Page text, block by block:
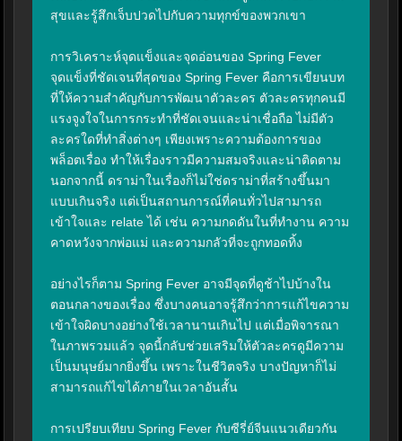
สุขและรู้สึกเจ็บปวดไปกับความทุกข์ของพวกเขา
การวิเคราะห์จุดแข็งและจุดอ่อนของ Spring Fever
จุดแข็งที่ชัดเจนที่สุดของ Spring Fever คือการเขียนบท
ที่ให้ความสำคัญกับการพัฒนาตัวละคร ตัวละครทุกคนมี
แรงจูงใจในการกระทำที่ชัดเจนและน่าเชื่อถือ ไม่มีตัว
ละครใดที่ทำสิ่งต่างๆ เพียงเพราะความต้องการของ
พล็อตเรื่อง ทำให้เรื่องราวมีความสมจริงและน่าติดตาม
นอกจากนี้ ดราม่าในเรื่องก็ไม่ใช่ดราม่าที่สร้างขึ้นมา
แบบเกินจริง แต่เป็นสถานการณ์ที่คนทั่วไปสามารถ
เข้าใจและ relate ได้ เช่น ความกดดันในที่ทำงาน ความ
คาดหวังจากพ่อแม่ และความกลัวที่จะถูกทอดทิ้ง
อย่างไรก็ตาม Spring Fever อาจมีจุดที่ดูช้าไปบ้างใน
ตอนกลางของเรื่อง ซึ่งบางคนอาจรู้สึกว่าการแก้ไขความ
เข้าใจผิดบางอย่างใช้เวลานานเกินไป แต่เมื่อพิจารณา
ในภาพรวมแล้ว จุดนี้กลับช่วยเสริมให้ตัวละครดูมีความ
เป็นมนุษย์มากยิ่งขึ้น เพราะในชีวิตจริง บางปัญหาก็ไม่
สามารถแก้ไขได้ภายในเวลาอันสั้น
การเปรียบเทียบ Spring Fever กับซีรี่ย์จีนแนวเดียวกัน